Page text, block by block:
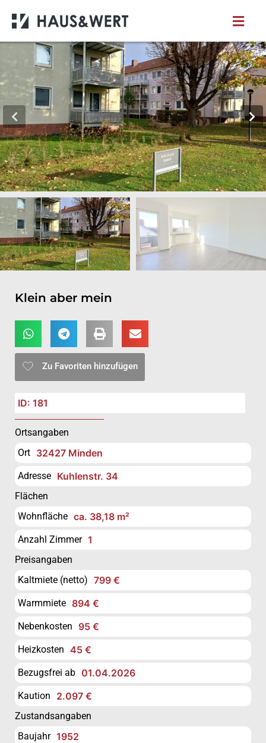
Klein aber mein
Zu Favoriten hinzufügen
ID: 181
Ortsangaben
Ort 32427 Minden
Adresse Kuhlenstr. 34
Flächen
Wohnfläche ca. 38,18 m²
Anzahl Zimmer 1
Preisangaben
Kaltmiete (netto) 799 €
Warmmiete 894 €
Nebenkosten 95 €
Heizkosten 45 €
Bezugsfrei ab 01.04.2026
Kaution 2.097 €
Zustandsangaben
Baujahr 1952